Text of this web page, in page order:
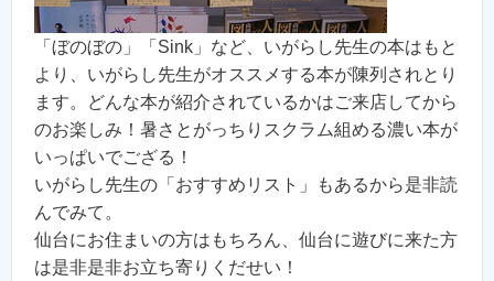
「ぼのぼの」「Sink」など、いがらし先生の本はもと
より、いがらし先生がオススメする本が陳列されとり
ます。どんな本が紹介されているかはご来店してから
のお楽しみ！暑さとがっちりスクラム組める濃い本が
いっぱいでござる！
いがらし先生の「おすすめリスト」もあるから是非読
んでみて。
仙台にお住まいの方はもちろん、仙台に遊びに来た方
は是非是非お立ち寄りくだせい！